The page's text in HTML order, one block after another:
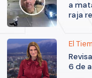
a
raja
El
6 de